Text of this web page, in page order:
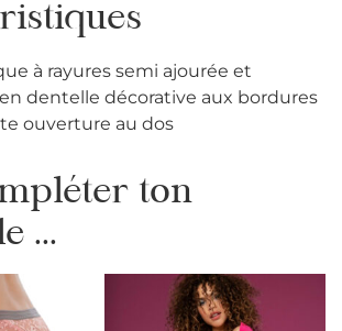
à rayures semi ajourée et
dentelle décorative aux bordures
ouverture au dos
ton
...